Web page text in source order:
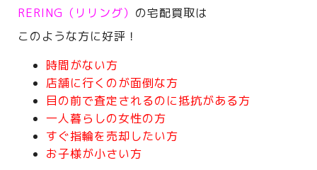
RERING（リリング） の宅配買取は
このような方に好評！
時間がない方
店舗に行くのが面倒な方
目の前で査定されるのに抵抗がある方
一人暮らしの女性の方
すぐ指輪を売却したい方
お子様が小さい方